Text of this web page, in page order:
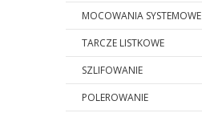
MOCOWANIA SYSTEMOWE
TARCZE LISTKOWE
SZLIFOWANIE
POLEROWANIE